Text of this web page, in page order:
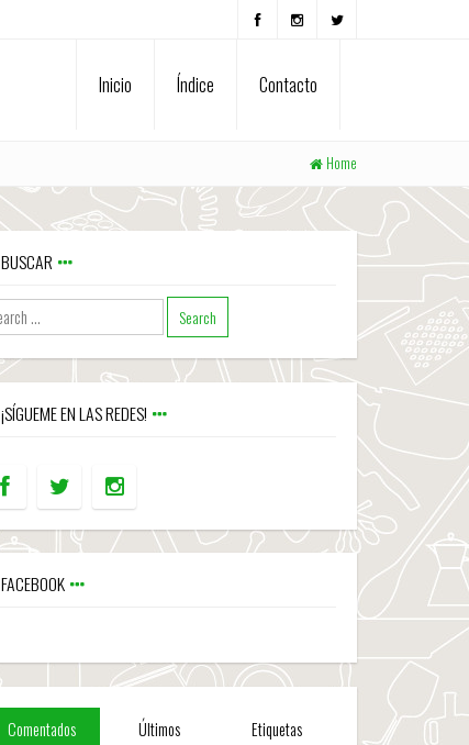
Inicio Índice Contacto
Home
BUSCAR
¡SÍGUEME EN LAS REDES!
FACEBOOK
Comentados Últimos Etiquetas